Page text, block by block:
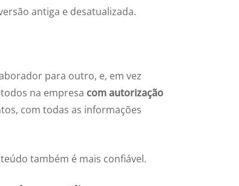
antiga e desatualizada.
para outro, e, em vez
na empresa com autorização
com todas as informações
também é mais confiável.